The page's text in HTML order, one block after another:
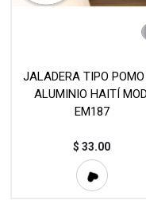
JALADERA TIPO POMO
ALUMINIO HAITÍ
EM187
$33.00